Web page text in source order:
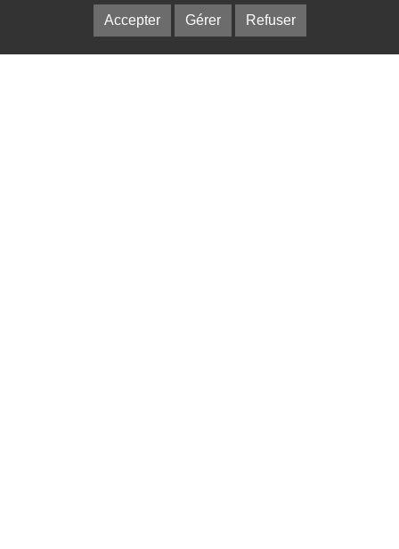
Accepter Gérer Refuser